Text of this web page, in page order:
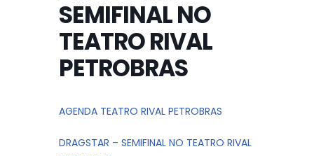
SEMIFINAL NO
TEATRO RIVAL
PETROBRAS
AGENDA TEATRO RIVAL PETROBRAS
DRAGSTAR – SEMIFINAL NO TEATRO RIVAL